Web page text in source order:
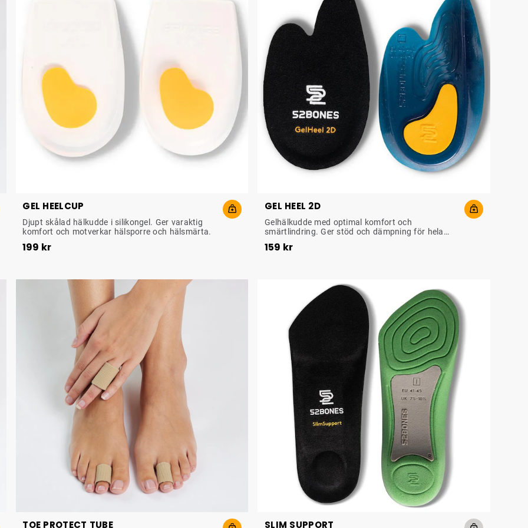
olika alternativ som passar olika behov kan du säkerställa att
dina fötter och din kropp håller sig friska och bekväma
genom hela arbetsdagen.
GEL HEELCUP
STÖTDÄMPANDE HÄLKOPP
Djupt skålad hälkudde i silikongel. Ger varaktig
komfort och motverkar hälsporre och hälsmärta.
Pris :
199 kr
GEL HEEL 2D
STÖTDÄMPANDE HÄLKOPP
Gelhälkudde med optimal komfort och
smärtlindring. Ger stöd och dämpning för hela
hälen. Passar i olika skor.
Pris : 159 kr
159 kr
TOE PROTECT TUBE SLIM SUPPORT